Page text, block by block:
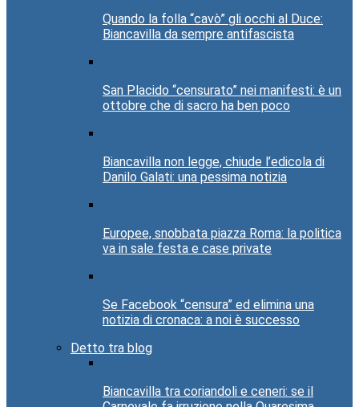
Quando la folla “cavò” gli occhi al Duce:
Biancavilla da sempre antifascista
San Placido “censurato” nei manifesti: è un
ottobre che di sacro ha ben poco
Biancavilla non legge, chiude l’edicola di
Danilo Galati: una pessima notizia
Europee, snobbata piazza Roma: la politica
va in sale festa e case private
Se Facebook “censura” ed elimina una
notizia di cronaca: a noi è successo
Detto tra blog
Biancavilla tra coriandoli e ceneri: se il